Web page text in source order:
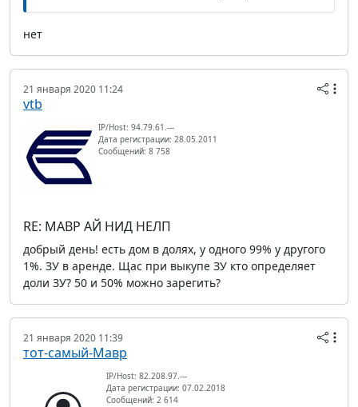
нет
21 января 2020 11:24
vtb
IP/Host: 94.79.61.---
Дата регистрации: 28.05.2011
Сообщений: 8 758
RE: МАВР АЙ НИД НЕЛП
добрый день! есть дом в долях, у одного 99% у другого
1%. ЗУ в аренде. Щас при выкупе ЗУ кто определяет
доли ЗУ? 50 и 50% можно зарегить?
21 января 2020 11:39
тот-самый-Мавр
IP/Host: 82.208.97.---
Дата регистрации: 07.02.2018
Сообщений: 2 614